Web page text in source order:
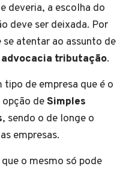
deveria, a escolha do
deve ser deixada. Por
atentar ao assunto de
advocacia tributação.
tipo de empresa que é o
deSimples
, sendo o de longe o
empresas.
o mesmo só pode